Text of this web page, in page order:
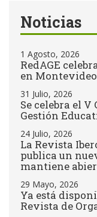
Noticias
1 Agosto, 2026
RedAGE
en Montevideo
31 Julio, 2026
Se celebra el
Gestión
24 Julio, 2026
La Revista
publica un
mantiene
29 Mayo, 2026
Ya está
Revista de